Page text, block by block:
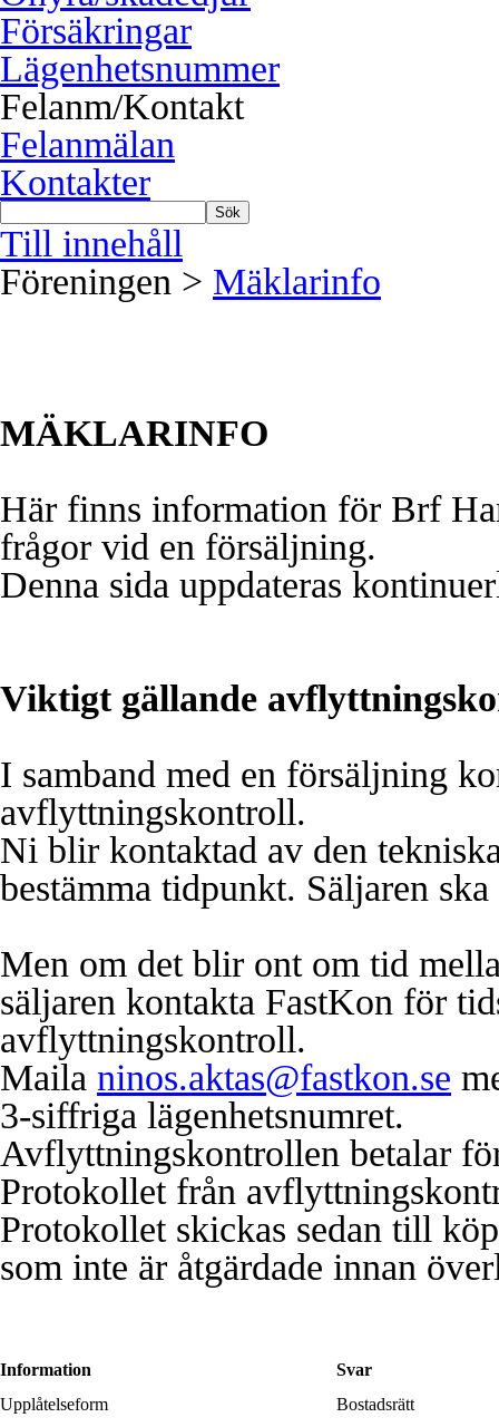
Försäkringar
Lägenhetsnummer
Felanm/Kontakt
Felanmälan
Kontakter
Sök
Till innehåll
Föreningen > Mäklarinfo
MÄKLARINFO
Här finns information för Brf
frågor vid en försäljning.
Denna sida uppdateras
Viktigt gällande
I samband med en försäljning
avflyttningskontroll.
Ni blir kontaktad av den
bestämma tidpunkt. Säljaren
Men om det blir ont om tid
säljaren kontakta FastKon för
avflyttningskontroll.
Maila ninos.aktas@fastkon.se
3-siffriga lägenhetsnumret.
Avflyttningskontrollen betalar
Protokollet från
Protokollet skickas sedan till
som inte är åtgärdade innan
Information
Svar
Upplåtelseform
Bostadsrätt